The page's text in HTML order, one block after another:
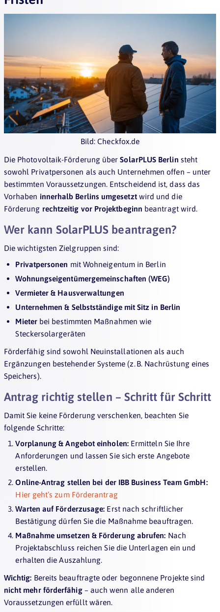
Bild: Checkfox.de
Die Photovoltaik-Förderung überSolarPLUS Berlin steht
sowohl Privatpersonen als auch Unternehmen offen – unter
bestimmten Voraussetzungen. Entscheidend ist, dass das
Vorhaben innerhalb Berlins umgesetztwird und die
Förderung rechtzeitig vor Projektbeginn beantragt wird.
Wer kann SolarPLUS beantragen?
Die wichtigsten Zielgruppen sind:
Privatpersonen mit Wohneigentum in Berlin
Wohnungseigentümergemeinschaften (WEG)
Vermieter & Hausverwaltungen
Unternehmen & Selbstständige mit Sitz in Berlin
Mieterbei bestimmten Maßnahmen wie
Steckersolargeräten
Förderfähig sind sowohl Neuinstallationen als auch
Ergänzungen bestehender Systeme (z. B. Nachrüstung eines
Speichers).
Antrag richtig stellen – Schritt für Schritt
Damit Sie keine Förderung verschenken, beachten Sie
folgende Schritte:
Vorplanung & Angebot einholen: Ermitteln Sie Ihre
Anforderungen und lassen Sie sich erste Angebote
erstellen.
Online-Antrag stellen bei der IBB Business Team GmbH:
Hier geht’s zum Förderantrag
Warten auf Förderzusage: Erst nach schriftlicher
Bestätigung dürfen Sie die Maßnahme beauftragen.
Maßnahme umsetzen & Förderung abrufen: Nach
Projektabschluss reichen Sie die Unterlagen ein und
erhalten die Auszahlung.
Wichtig: Bereits beauftragte oder begonnene Projekte sind
nicht mehr förderfähig– auch wenn alle anderen
Voraussetzungen erfüllt wären.